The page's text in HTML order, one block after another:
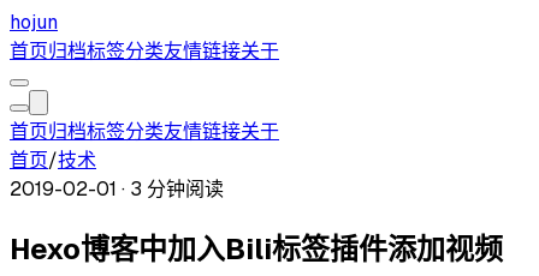
hojun
首页归档标签分类友情链接关于
首页归档标签分类友情链接关于
首页/技术
2019-02-01 · 3 分钟阅读
Hexo博客中加入Bili标签插件添加视频